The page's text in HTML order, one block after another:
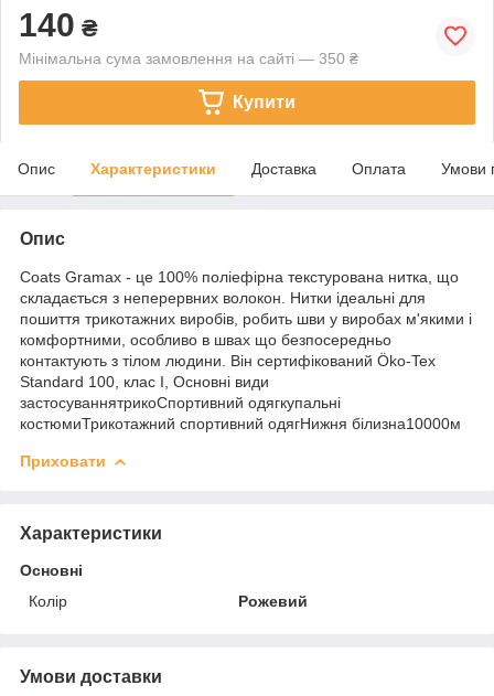
140 ₴
Мінімальна сума замовлення на сайті — 350 ₴
Купити
Опис Характеристики Доставка Оплата Умови
Опис
Coats Gramax - це 100% поліефірна текстурована нитка, що
складається з неперервних волокон. Нитки ідеальні для
пошиття трикотажних виробів, робить шви у виробах м'якими і
комфортними, особливо в швах що безпосередньо
контактують з тілом людини. Він сертифікований Öko-Tex
Standard 100, клас I, Основні види
застосуваннятрикоСпортивний одягкупальні
костюмиТрикотажний спортивний одягНижня білизна10000м
Приховати
Характеристики
Основні
Колір
Рожевий
Умови доставки